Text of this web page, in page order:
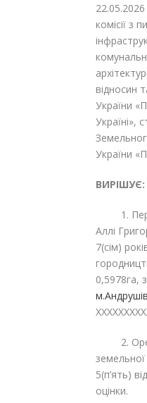
22.05.2026
комісії з
відносин
України
Україні»,
України
ВИРІШУЄ:
1.
Аллі
7(сім)
0,5978га,
2.
земельної
5(п’ять)
оцінки.